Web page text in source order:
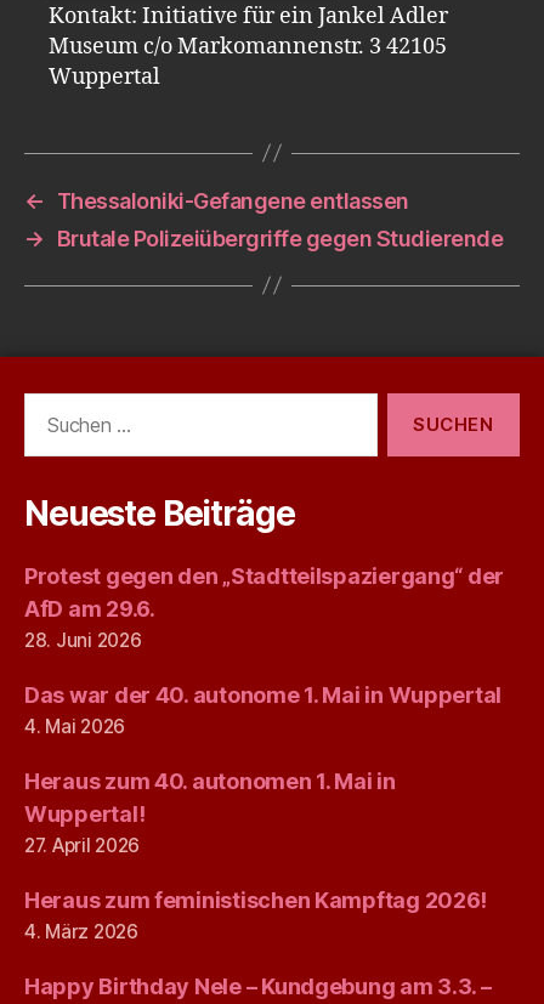
Kontakt: Initiative für ein Jankel Adler
Museum c/o Markomannenstr. 3 42105
Wuppertal
←
Thessaloniki-Gefangene entlassen
→
Brutale Polizeiübergriffe gegen Studierende
nach:
Neueste Beiträge
Protest gegen den „Stadtteilspaziergang“ der
AfD am 29.6.
28. Juni 2026
Das war der 40. autonome 1. Mai in Wuppertal
4. Mai 2026
Heraus zum 40. autonomen 1. Mai in
Wuppertal!
27. April 2026
Heraus zum feministischen Kampftag 2026!
4. März 2026
Happy Birthday Nele – Kundgebung am 3.3. –